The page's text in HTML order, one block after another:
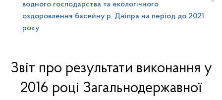
водного господарства та екологічного
оздоровлення басейну р. Дніпра на період до 2021
року
Звіт про результати виконання у
2016 році Загальнодержавної